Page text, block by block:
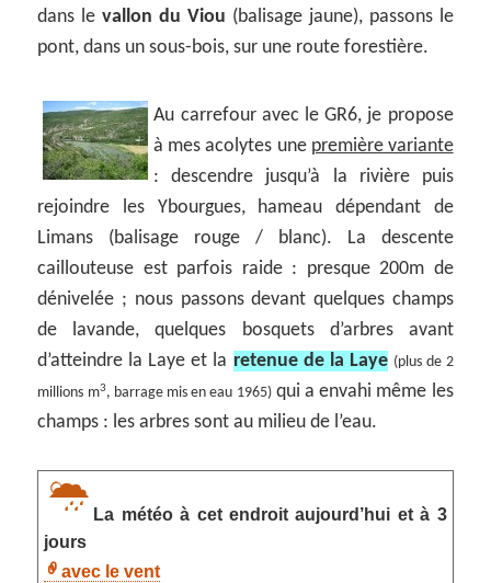
dans levallon du Viou (balisage jaune), passons le
pont, dans un sous-bois, sur une route forestière.
Au carrefour avec le GR6, je propose
à mes acolytes une première variante
: descendre jusqu’à la rivière puis
rejoindre les Ybourgues, hameau dépendant de
Limans (balisage rouge / blanc). La descente
caillouteuse est parfois raide : presque 200m de
dénivelée ; nous passons devant quelques champs
de lavande, quelques bosquets d’arbres avant
d’atteindre la Laye et la retenue de la Laye (plus de 2
millions m3, barrage mis en eau 1965)qui a envahi même les
champs : les arbres sont au milieu de l’eau.
La météo à cet endroit aujourd’hui et à 3
jours
avec le vent